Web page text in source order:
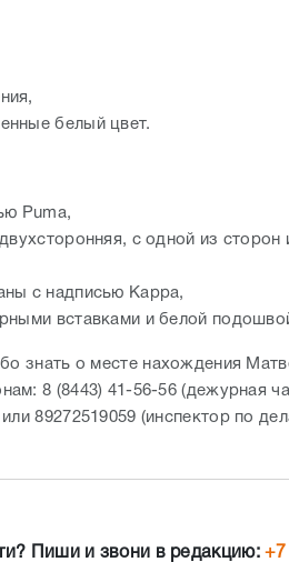
белый цвет.
Puma,
с одной из
с надписью Kappa,
вставками и белой
знать о месте нахождения
8 (8443) 41-56-56 (дежурная
89272519059 (инспектор по
Пиши и звони в редакцию:+7